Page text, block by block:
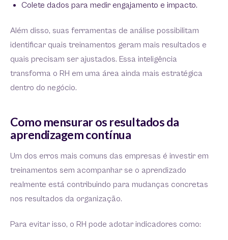
Colete dados para medir engajamento e impacto.
Além disso, suas ferramentas de análise possibilitam
identificar quais treinamentos geram mais resultados e
quais precisam ser ajustados. Essa inteligência
transforma o RH em uma área ainda mais estratégica
dentro do negócio.
Como mensurar os resultados da
aprendizagem contínua
Um dos erros mais comuns das empresas é investir em
treinamentos sem acompanhar se o aprendizado
realmente está contribuindo para mudanças concretas
nos resultados da organização.
Para evitar isso, o RH pode adotar indicadores como: